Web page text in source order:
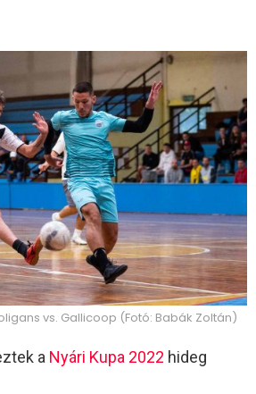
vs. Gallicoop (Fotó: Babák Zoltán)
a Nyári Kupa 2022 hideg